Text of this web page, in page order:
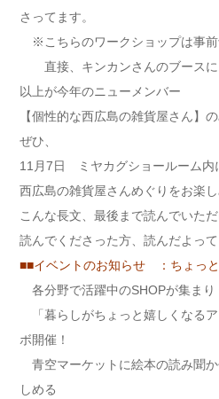
さってます。
※こちらのワークショップは事前
直接、キンカンさんのブースに
以上が今年のニューメンバー
【個性的な西広島の雑貨屋さん】
ぜひ、
11月7日 ミヤカグショールーム内
西広島の雑貨屋さんめぐりをお楽
こんな長文、最後まで読んでいただ
読んでくださった方、読んだよっ
■■イベントのお知らせ ：ちょ
各分野で活躍中のSHOPが集まり
「暮らしがちょっと嬉しくなる
ボ開催！
青空マーケットに絵本の読み聞
しめる